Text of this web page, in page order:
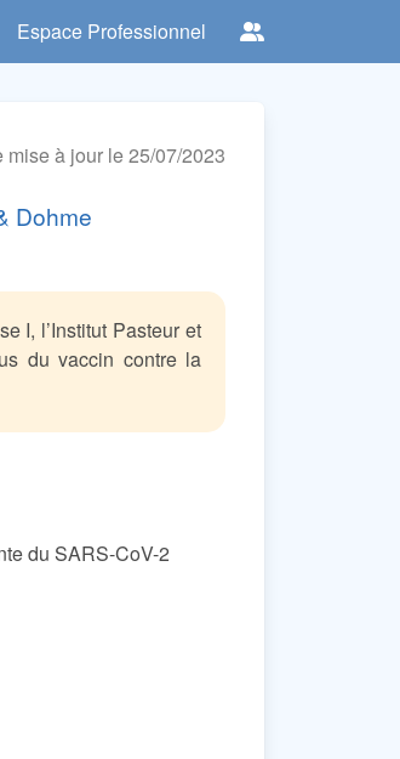
Espace Professionnel
mise à jour le 25/07/2023
Dohme
I, l’Institut Pasteur et
du vaccin contre la
du SARS-CoV-2